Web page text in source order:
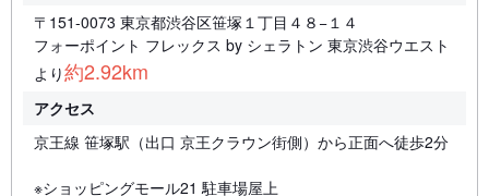
〒151-0073 東京都渋谷区笹塚１丁目４８−１４
フォーポイント フレックス by シェラトン 東京渋谷ウエスト
より約2.92km
アクセス
京王線 笹塚駅（出口 京王クラウン街側）から正面へ徒歩2分
※ショッピングモール21 駐車場屋上